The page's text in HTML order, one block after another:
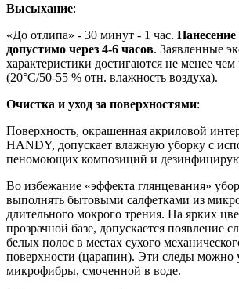
Высыхание:
«До отлипа» - 30 минут - 1 час. Нанесение
допустимо через 4-6 часов. Заявленные
характеристики достигаются не менее чем
(20°C/50-55 % отн. влажность воздуха).
Очистка и уход за поверхностями:
Поверхность, окрашенная акриловой
HANDY, допускает влажную уборку с
пеномоющих композиций и
Во избежание «эффекта глянцевания»
выполнять бытовыми салфетками из
длительного мокрого трения. На ярких
прозрачной базе, допускается появление
белых полос в местах сухого
поверхности (царапин). Эти следы можно
микрофибры, смоченной в воде.